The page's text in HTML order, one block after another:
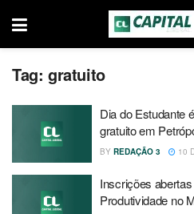
Tag: gratuito
Dia do Estudante
gratuito em
BY REDAÇÃO 3 10
Inscrições
Produtividade no